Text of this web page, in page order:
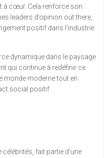
à cœur. Cela renforce son
leaders d’opinion out there,
positif dans l’industrie
dynamique dans le paysage
qui continue à redéfinir ce
monde moderne tout en
social positif.
fait partie d’une